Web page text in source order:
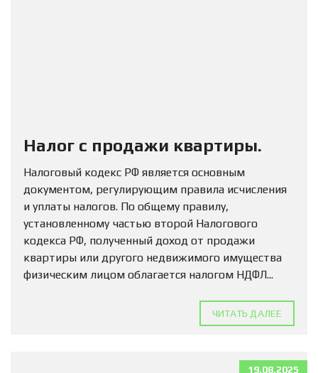
Налог с продажи квартиры.
Налоговый кодекс РФ является основным
документом, регулирующим правила исчисления
и уплаты налогов. По общему правилу,
установленному частью второй Налогового
кодекса РФ, полученный доход от продажи
квартиры или другого недвижимого имущества
физическим лицом облагается налогом НДФЛ...
ЧИТАТЬ ДАЛЕЕ
19.08.2025